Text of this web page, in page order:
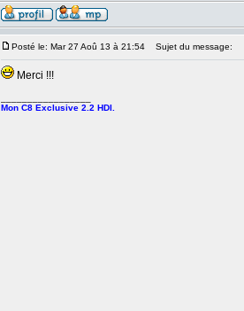
Posté le: Mar 27 Aoû 13 à 21:54 Sujet du message:
Merci !!!
Mon C8 Exclusive 2.2 HDI.